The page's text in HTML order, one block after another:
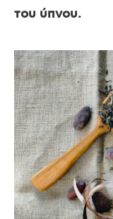
του ύπνου.